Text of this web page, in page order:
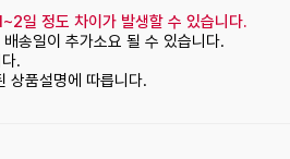
일 정도 차이가 발생할 수 있습니다.
송일이 추가소요 될 수 있습니다.
.
상품설명에 따릅니다.